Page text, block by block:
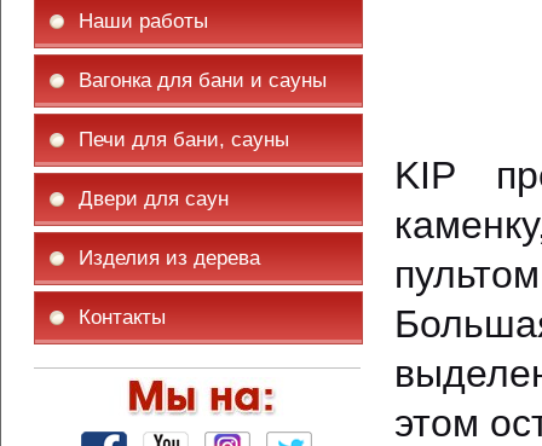
Наши работы
Вагонка для бани и сауны
Печи для бани, сауны
Двери для саун
Изделия из дерева
Контакты
KIP
этом